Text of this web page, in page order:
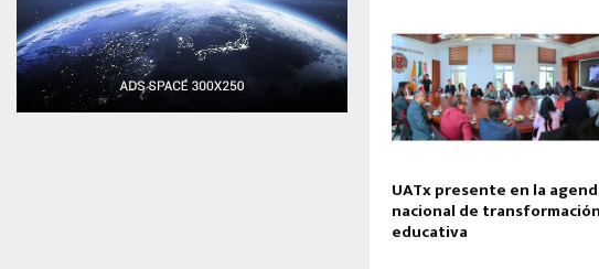
UATx presente en la
nacional de transformación
educativa